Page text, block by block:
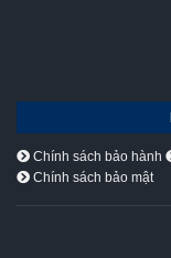
Chính sách bảo hành
Chính sách bảo mật